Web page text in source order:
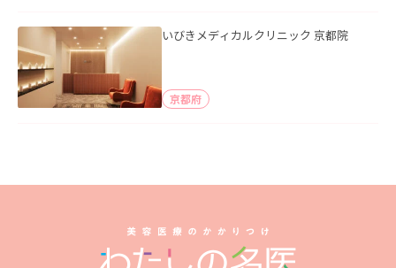
いびきメディカルクリニック 京都院
京都府